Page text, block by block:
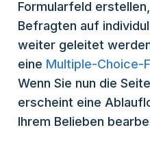
Formularfeld
Befragten auf
weiter geleitet
eine Multiple-Choice-
Wenn Sie nun die
erscheint eine
Ihrem Belieben